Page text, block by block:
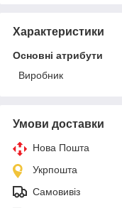
Характеристики
Основні атрибути
Виробник
Умови доставки
Нова Пошта
Укрпошта
Самовивіз